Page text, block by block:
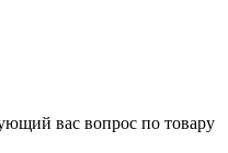
вас вопрос по товару